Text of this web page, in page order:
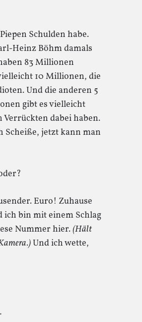
Schulden habe.
Heinz Böhm damals
83 Millionen
10 Millionen, die
Und die anderen 5
gibt es vielleicht
Verrückten dabei haben.
jetzt kann man
Euro! Zuhause
ich bin mit einem Schlag
Nummer hier.(Hält
Und ich wette,